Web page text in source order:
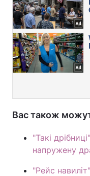
Вас також
"Такі
напружену
"Рейс